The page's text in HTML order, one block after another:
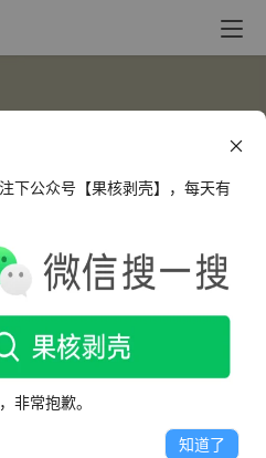
么都没有留下～
下公众号【果核剥壳】，每天有
非常抱歉。
知道了